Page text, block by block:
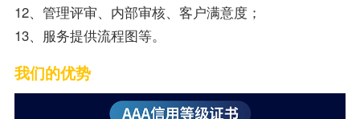
12、管理评审、内部审核、客户满意度；
13、服务提供流程图等。
我们的优势